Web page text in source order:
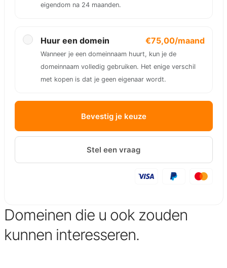
eigendom na 24 maanden.
Huur een domein €75,00/maand
Wanneer je een domeinnaam huurt, kun je de
domeinnaam volledig gebruiken. Het enige verschil
met kopen is dat je geen eigenaar wordt.
Bevestig je keuze
Stel een vraag
Domeinen die u ook zouden
kunnen interesseren.